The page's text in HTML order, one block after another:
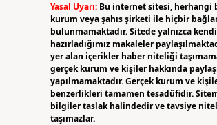
Yasal Uyarı: Bu internet sitesi, herhangi
kurum veya şahıs şirketi ile hiçbir
bulunmamaktadır. Sitede yalnızca kendi
hazırladığımız makaleler
yer alan içerikler haber niteliği
gerçek kurum ve kişiler hakkında
yapılmamaktadır. Gerçek kurum ve
benzerlikleri tamamen tesadüfidir.
bilgiler taslak halindedir ve tavsiye
taşımazlar.